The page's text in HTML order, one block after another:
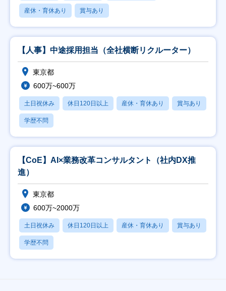
産休・育休あり 賞与あり
【人事】中途採用担当（全社横断リクルーター）
東京都
600万~600万
土日祝休み 休日120日以上 産休・育休あり 賞与あり
学歴不問
【CoE】AI×業務改革コンサルタント（社内DX推
進）
東京都
600万~2000万
土日祝休み 休日120日以上 産休・育休あり 賞与あり
学歴不問